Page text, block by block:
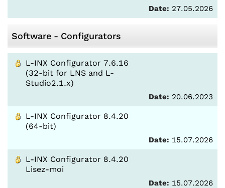
Date: 27.05.2026
Software - Configurators
L-INX Configurator 7.6.16
(32-bit for LNS and L-
Studio2.1.x)
Date: 20.06.2023
L-INX Configurator 8.4.20
(64-bit)
Date: 15.07.2026
L-INX Configurator 8.4.20
Lisez-moi
Date: 15.07.2026